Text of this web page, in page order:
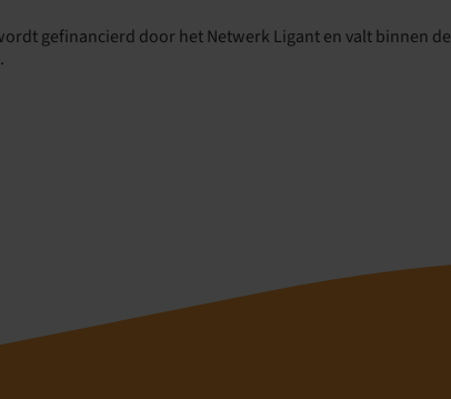
gefinancierd door het Netwerk Ligant en valt binnen de